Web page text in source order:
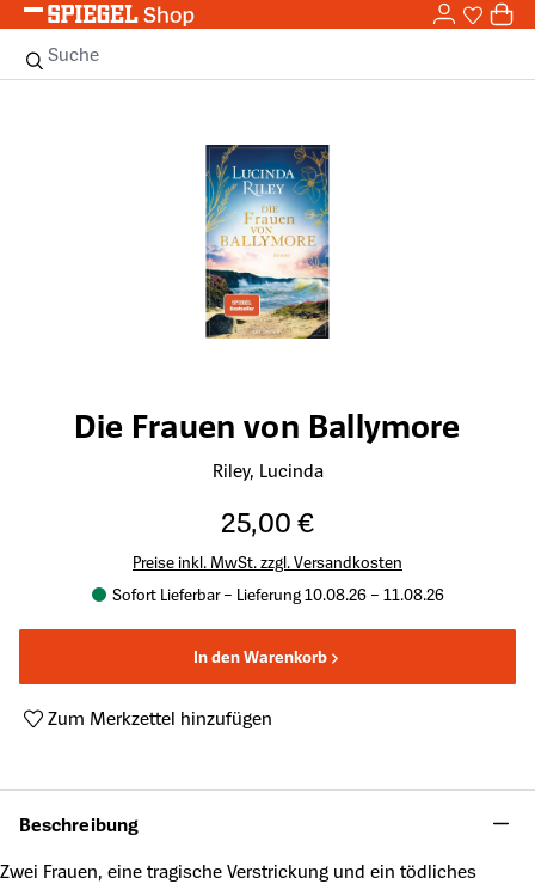
Zum Hauptinhalt springen 0
Suche
Die Frauen von Ballymore
Riley, Lucinda
25,00 €
Preise inkl. MwSt. zzgl. Versandkosten
Sofort Lieferbar – Lieferung 10.08.26 – 11.08.26
In den Warenkorb
Zum Merkzettel hinzufügen
Beschreibung
Zwei Frauen, eine tragische Verstrickung und ein tödliches